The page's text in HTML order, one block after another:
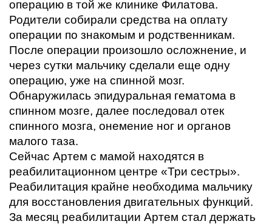
операцию в той же клинике Филатова.
Родители собирали средства на оплату
операции по знакомым и родственникам.
После операции произошло осложнение, и
через сутки мальчику сделали еще одну
операцию, уже на спинной мозг.
Обнаружилась эпидуральная гематома в
спинном мозге, далее последовал отек
спинного мозга, онемение ног и органов
малого таза.
Сейчас Артем с мамой находятся в
реабилитационном центре «Три сестры».
Реабилитация крайне необходима мальчику
для восстановления двигательных функций.
За месяц реабилитации Артем стал держать